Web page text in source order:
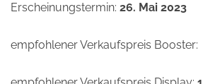
Erscheinungstermin: 26. Mai 2023
empfohlener Verkaufspreis Booster: